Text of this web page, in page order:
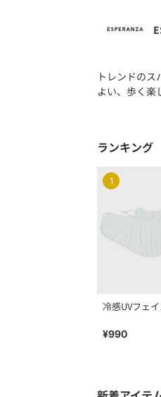
トレンドの
よい、歩く楽
ランキング
1
冷感UVフェ
¥990